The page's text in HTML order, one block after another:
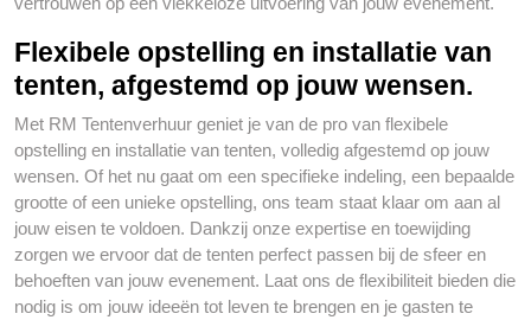
Flexibele opstelling en installatie van
tenten, afgestemd op jouw wensen.
Met RM Tentenverhuur geniet je van de pro van flexibele
opstelling en installatie van tenten, volledig afgestemd op jouw
wensen. Of het nu gaat om een specifieke indeling, een bepaalde
grootte of een unieke opstelling, ons team staat klaar om aan al
jouw eisen te voldoen. Dankzij onze expertise en toewijding
zorgen we ervoor dat de tenten perfect passen bij de sfeer en
behoeften van jouw evenement. Laat ons de flexibiliteit bieden die
nodig is om jouw ideeën tot leven te brengen en je gasten te